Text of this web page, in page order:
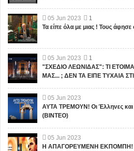
05 Jun 2023
1
Τα είπε όλα με μιας ! Τους
05 Jun 2023
1
"ΣΧΕΔΙΟ ΛΕΩΝΙΔΑΣ": ΤΙ
ΜΑΣ... ; ΔΕΝ ΤΑ ΕΙΠΕ ΤΥΧΑΙΑ
05 Jun 2023
ΑΥΤΑ ΤΡΕΜΟΥΝ! Οι Έλληνες και
(ΒΙΝΤΕΟ)
05 Jun 2023
Η ΑΠΑΓΟΡΕΥΜΕΝΗ ΕΚΠΟΜΠΗ!